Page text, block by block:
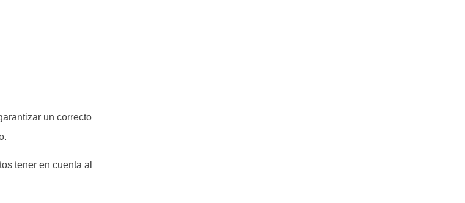
un correcto
tener en cuenta al